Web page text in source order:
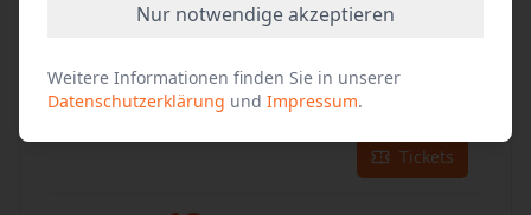
11
Überseebrücke 2
Travemünde
Tickets
Nur notwendige akzeptieren
Weitere Informationen finden Sie in unserer
Datenschutzerklärung und Impressum.